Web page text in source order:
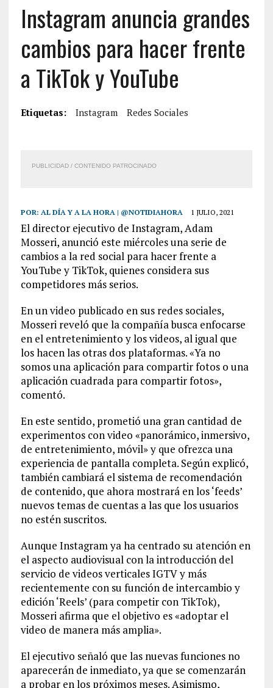
Instagram anuncia grandes
cambios para hacer frente
a TikTok y YouTube
Etiquetas: Instagram Redes Sociales
PUBLICIDAD / CONTENIDO PATROCINADO
POR: AL DÍA Y A LA HORA | @NOTIDIAHORA 1 JULIO, 2021
El director ejecutivo de Instagram, Adam
Mosseri, anunció este miércoles una serie de
cambios a la red social para hacer frente a
YouTube y TikTok, quienes considera sus
competidores más serios.
En un video publicado en sus redes sociales,
Mosseri reveló que la compañía busca enfocarse
en el entretenimiento y los videos, al igual que
los hacen las otras dos plataformas. «Ya no
somos una aplicación para compartir fotos o una
aplicación cuadrada para compartir fotos»,
comentó.
En este sentido, prometió una gran cantidad de
experimentos con video «panorámico, inmersivo,
de entretenimiento, móvil» y que ofrezca una
experiencia de pantalla completa. Según explicó,
también cambiará el sistema de recomendación
de contenido, que ahora mostrará en los ‘feeds’
nuevos temas de cuentas a las que los usuarios
no estén suscritos.
Aunque Instagram ya ha centrado su atención en
el aspecto audiovisual con la introducción del
servicio de videos verticales IGTV y más
recientemente con su función de intercambio y
edición ‘Reels’ (para competir con TikTok),
Mosseri afirma que el objetivo es «adoptar el
video de manera más amplia».
El ejecutivo señaló que las nuevas funciones no
aparecerán de inmediato, ya que se comenzarán
a probar en los próximos meses. Asimismo,